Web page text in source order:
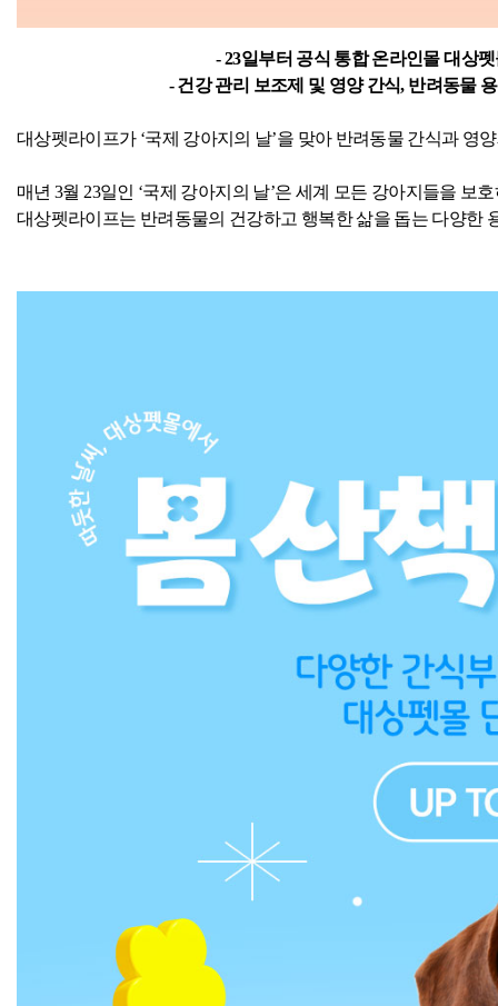
- 23일부터 공식 통합 온라인몰 대상
-건강 관리 보조제 및 영양 간식, 반려동물
대상펫라이프가 ‘국제 강아지의 날’을 맞아 반려동물 간식과 영
매년 3월 23일인 ‘국제 강아지의 날’은 세계 모든 강아지들을 보
대상펫라이프는 반려동물의 건강하고 행복한 삶을 돕는 다양한